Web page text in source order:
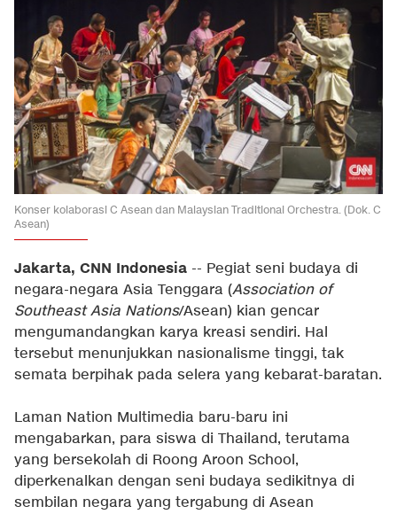
Konser kolaborasi C Asean dan Malaysian Traditional Orchestra. (Dok. C
Asean)
Jakarta, CNN Indonesia -- Pegiat seni budaya di
negara-negara Asia Tenggara (Association of
Southeast Asia Nations/Asean) kian gencar
mengumandangkan karya kreasi sendiri. Hal
tersebut menunjukkan nasionalisme tinggi, tak
semata berpihak pada selera yang kebarat-baratan.
Laman Nation Multimedia baru-baru ini
mengabarkan, para siswa di Thailand, terutama
yang bersekolah di Roong Aroon School,
diperkenalkan dengan seni budaya sedikitnya di
sembilan negara yang tergabung di Asean